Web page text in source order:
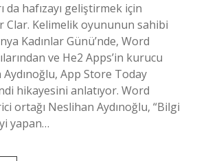
da hafızayı geliştirmek için
Clar. Kelimelik oyununun sahibi
Kadınlar Günü’nde, Word
ve He2 Apps’in kurucu
App Store Today
hikayesini anlatıyor. Word
ortağı Neslihan Aydınoğlu, “Bilgi
yapan…